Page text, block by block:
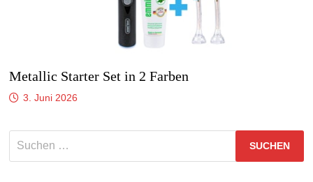
Metallic Starter Set in 2 Farben
3. Juni 2026